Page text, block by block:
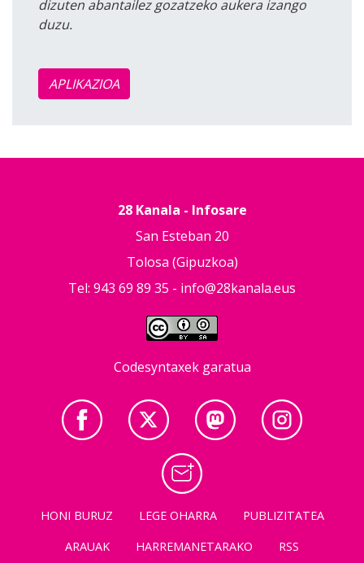
dizuten abantailez gozatzeko aukera izango
duzu.
APLIKAZIOA
28 Kanala - Infosare
San Esteban 20
Tolosa (Gipuzkoa)
Tel: 943 69 89 35 - info@28kanala.eus
Codesyntaxek garatua
HONI BURUZ LEGE OHARRA
PUBLIZITATEA
ARAUAK
HARREMANETARAKO RSS